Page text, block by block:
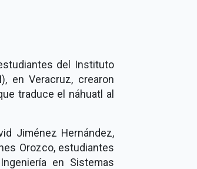
del Instituto
en Veracruz, crearon
traduce el náhuatl al
Jiménez Hernández,
Orozco, estudiantes
en Sistemas